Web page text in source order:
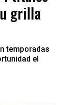
grilla
temporadas
el